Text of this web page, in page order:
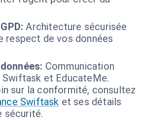
Architecture sécurisée
respect de vos données
Communication
et EducateMe.
sur la conformité, consultez
Swiftask et ses détails
sécurité.